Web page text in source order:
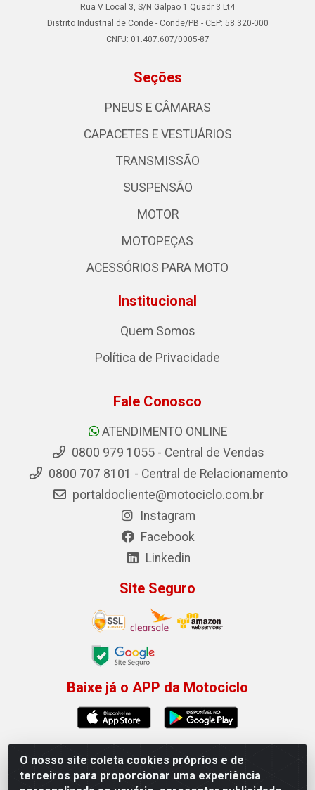
O nosso site coleta cookies próprios e de
terceiros para proporcionar uma experiência
Rua V Local 3, S/N Galpao 1 Quadr 3 Lt4
Distrito Industrial de Conde - Conde/PB - CEP: 58.320-000
CNPJ: 01.407.607/0005-87
Seções
PNEUS E CÂMARAS
CAPACETES E VESTUÁRIOS
TRANSMISSÃO
SUSPENSÃO
MOTOR
MOTOPEÇAS
ACESSÓRIOS PARA MOTO
Institucional
Quem Somos
Política de Privacidade
Fale Conosco
ATENDIMENTO ONLINE
0800 979 1055 - Central de Vendas
0800 707 8101 - Central de Relacionamento
portaldocliente@motociclo.com.br
Instagram
Facebook
Linkedin
Site Seguro
Baixe já o APP da Motociclo
Motociclo - Rua Francisco Sousa dos Santos, 731 -
Jardim Limoeiro, Serra/ES - CEP 29.164-153 - CNPJ